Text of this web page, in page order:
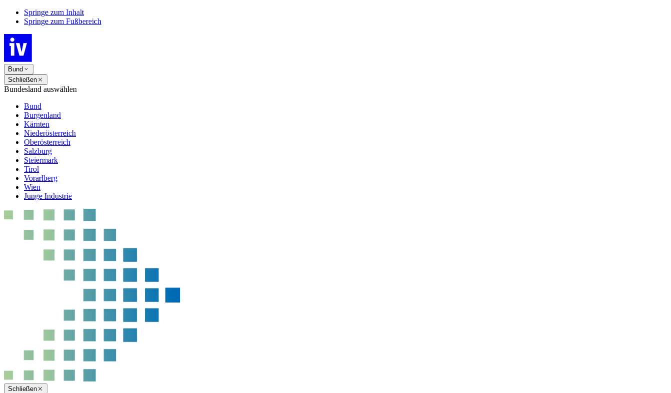
Springe zum Inhalt
Springe zum Fußbereich
Bund
Schließen
Bundesland auswählen
Bund
Burgenland
Kärnten
Niederösterreich
Oberösterreich
Salzburg
Steiermark
Tirol
Vorarlberg
Wien
Junge Industrie
Schließen